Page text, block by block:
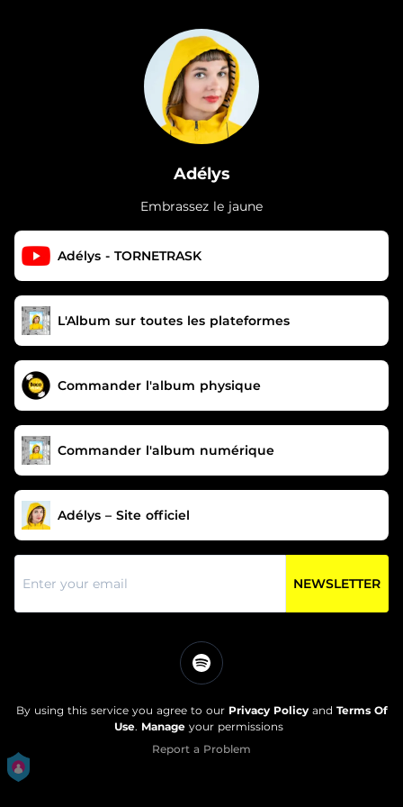
Adélys
Embrassez le jaune
Adélys - TORNETRASK
L'Album sur toutes les plateformes
Commander l'album physique
Commander l'album numérique
Adélys – Site officiel
NEWSLETTER
By using this service you agree to our Privacy Policyand Terms Of
Use. Manage your permissions
Report a Problem